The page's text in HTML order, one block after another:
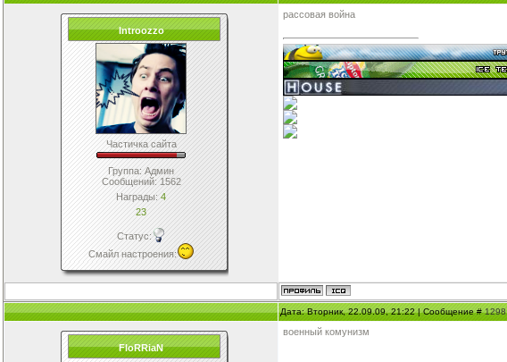
Introozzo
Частичка сайта
Группа: Админ
Сообщений:1562
Награды:4
23
Статус:
Смайл настроения:
рассовая война
Дата: Вторник, 22.09.09, 21:22 | Сообщение #1298
FloRRiaN
военный комунизм